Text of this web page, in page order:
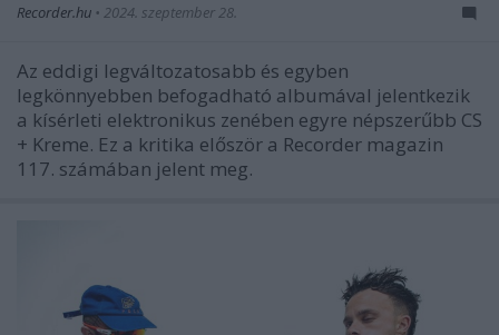
Recorder.hu • 2024. szeptember 28.
Az eddigi legváltozatosabb és egyben
legkönnyebben befogadható albumával jelentkezik
a kísérleti elektronikus zenében egyre népszerűbb CS
+ Kreme. Ez a kritika először a Recorder magazin
117. számában jelent meg.